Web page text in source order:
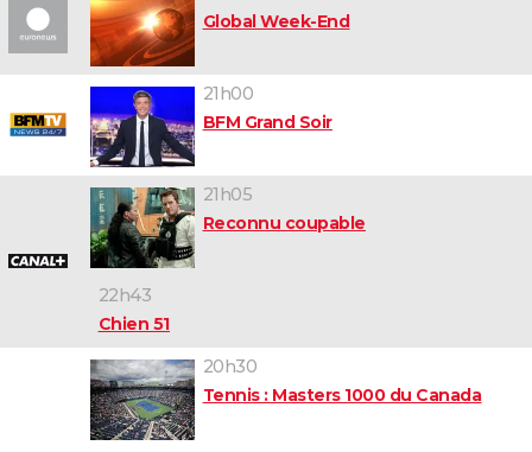
Global Week-End
21h00
BFM Grand Soir
21h05
Reconnu coupable
22h43
Chien 51
20h30
Tennis : Masters 1000 du Canada